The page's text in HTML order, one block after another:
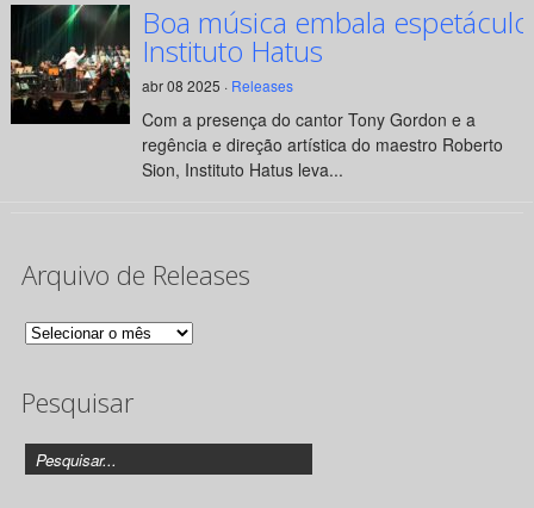
Boa música embala
Instituto Hatus
abr 08 2025 · Releases
Com a presença do cantor Tony Gordon e a
regência e direção artística do maestro Roberto
Sion, Instituto Hatus leva...
Arquivo de Releases
Arquivo
Releases
Pesquisar